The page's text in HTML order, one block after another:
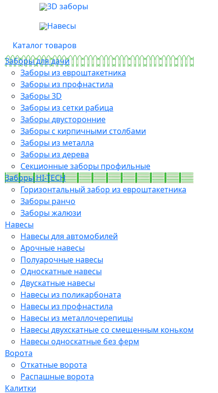
3D заборы
Навесы
Каталог товаров
Заборы для дачи
Заборы из евроштакетника
Заборы из профнастила
Заборы 3D
Заборы из сетки рабица
Заборы двусторонние
Заборы с кирпичными столбами
Заборы из металла
Заборы из дерева
Секционные заборы профильные
Заборы HI-TECH
Горизонтальный забор из евроштакетника
Заборы ранчо
Заборы жалюзи
Навесы
Навесы для автомобилей
Арочные навесы
Полуарочные навесы
Односкатные навесы
Двускатные навесы
Навесы из поликарбоната
Навесы из профнастила
Навесы из металлочерепицы
Навесы двухскатные со смещенным коньком
Навесы односкатные без ферм
Ворота
Откатные ворота
Распашные ворота
Калитки